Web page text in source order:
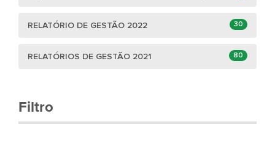
RELATÓRIO DE GESTÃO 2022 30
RELATÓRIOS DE GESTÃO 2021 80
Filtro